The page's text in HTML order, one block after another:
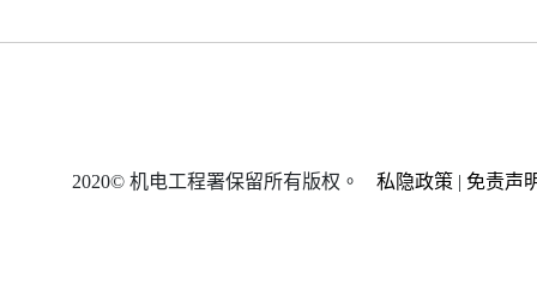
2020© 机电工程署保留所有版权。 私隐政策 | 免责声